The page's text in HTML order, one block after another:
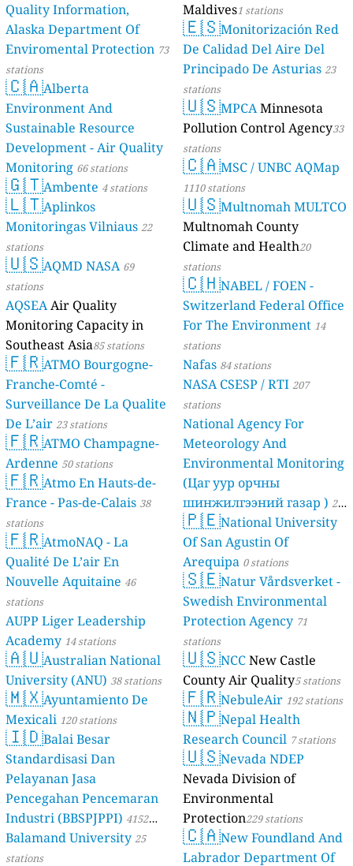
Quality Information,
Alaska Department Of
Enviromental Protection 73
stations
🇨🇦Alberta
Environment And
Sustainable Resource
Development - Air Quality
Monitoring 66 stations
🇬🇹Ambente 4 stations
🇱🇹Aplinkos
Monitoringas Vilniaus 22
stations
🇺🇸AQMD NASA 69
stations
AQSEAAir Quality
Monitoring Capacity in
Southeast Asia85 stations
🇫🇷ATMO Bourgogne-
Franche-Comté -
Surveillance De La Qualite
De L’air 23 stations
🇫🇷ATMO Champagne-
Ardenne 50 stations
🇫🇷Atmo En Hauts-de-
France - Pas-de-Calais 38
stations
🇫🇷AtmoNAQ - La
Qualité De L’air En
Nouvelle Aquitaine 46
stations
AUPP Liger Leadership
Academy 14 stations
🇦🇺Australian National
University (ANU) 38 stations
🇲🇽Ayuntamiento De
Mexicali 120 stations
🇮🇩Balai Besar
Standardisasi Dan
Pelayanan Jasa
Pencegahan Pencemaran
Industri (BBSPJPPI) 4152
stations
Balamand University25
stations
Maldives1 stations
🇪🇸Monitorización Red
De Calidad Del Aire Del
Principado De Asturias 23
stations
🇺🇸MPCAMinnesota
Pollution Control Agency33
stations
🇨🇦MSC / UNBC AQMap
1110 stations
🇺🇸Multnomah MULTCO
Multnomah County
Climate and Health20
stations
🇨🇭NABEL / FOEN -
Switzerland Federal Office
For The Environment 14
stations
Nafas 84 stations
NASA CSESP / RTI 207
stations
National Agency For
Meteorology And
Environmental Monitoring
(Цаг уур орчны
шинжилгээний газар ) 21
stations
🇵🇪National University
Of San Agustin Of
Arequipa 0 stations
🇸🇪Natur Vårdsverket -
Swedish Environmental
Protection Agency 71
stations
🇺🇸NCCNew Castle
County Air Quality5 stations
🇫🇷NebuleAir 192 stations
🇳🇵Nepal Health
Research Council 7 stations
🇺🇸Nevada NDEP
Nevada Division of
Environmental
Protection229 stations
🇨🇦New Foundland And
Labrador Department Of